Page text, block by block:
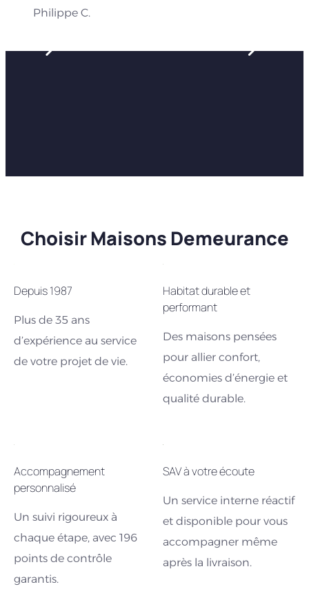
Philippe C.
Choisir Maisons Demeurance
Depuis 1987
Plus de 35 ans
d’expérience au service
de votre projet de vie.
Habitat durable et
performant
Des maisons pensées
pour allier confort,
économies d’énergie et
qualité durable.
Accompagnement
personnalisé
Un suivi rigoureux à
chaque étape, avec 196
points de contrôle
garantis.
SAV à votre écoute
Un service interne réactif
et disponible pour vous
accompagner même
après la livraison.